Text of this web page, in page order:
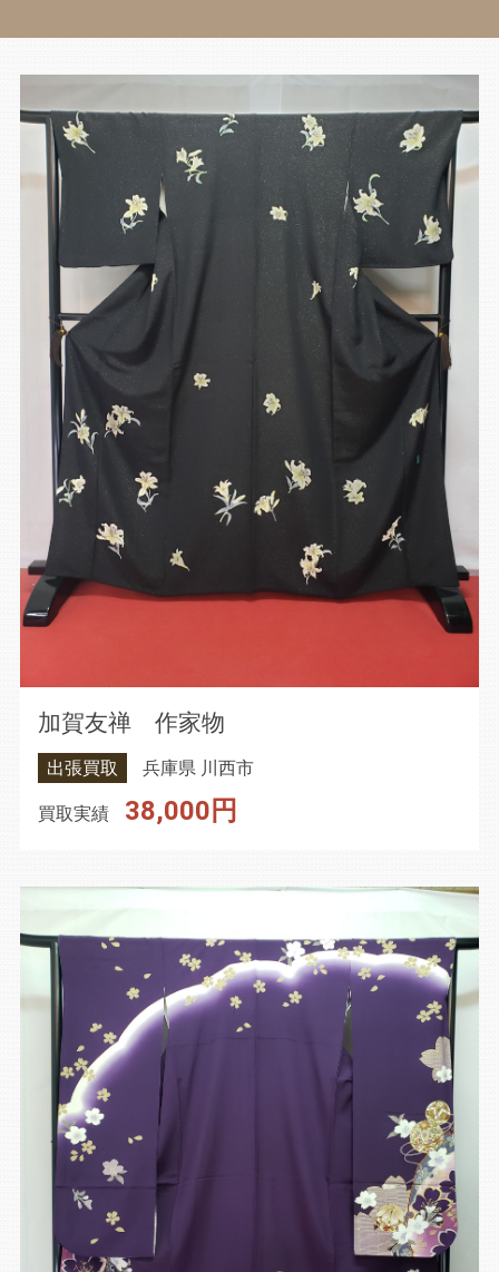
加賀友禅 作家物
出張買取 兵庫県 川西市
買取実績 38,000円